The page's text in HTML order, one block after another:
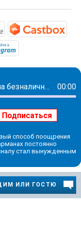
ru/
https://
Это вам. Россияне перешли на безналичные чаевые 00:00
способ поощрения
постоянно
стал вынужденным
ИЛИ ГОСТЮ